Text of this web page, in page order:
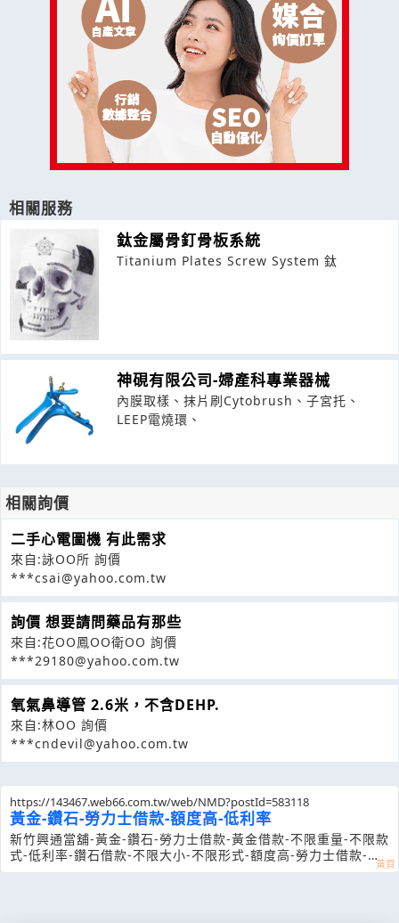
相關服務
鈦金屬骨釘骨板系統
Titanium Plates Screw System 鈦
神硯有限公司-婦產科專業器械
內膜取樣、抹片刷Cytobrush、子宮托、
LEEP電燒環、
相關詢價
二手心電圖機 有此需求
來自:詠OO所 詢價
***csai@yahoo.com.tw
詢價 想要請問藥品有那些
來自:花OO鳳OO衛OO 詢價
***29180@yahoo.com.tw
氧氣鼻導管 2.6米，不含DEHP.
來自:林OO 詢價
***cndevil@yahoo.com.tw
https://143467.web66.com.tw/web/NMD?postId=583118
黃金-鑽石-勞力士借款-額度高-低利率
新竹興通當舖-黃金-鑽石-勞力士借款-黃金借款-不限重量-不限款
式-低利率-鑽石借款-不限大小-不限形式-額度高-勞力士借款-不
限款式-不限新舊-不論男女錶興通當舖-有店面-有保障-手續快